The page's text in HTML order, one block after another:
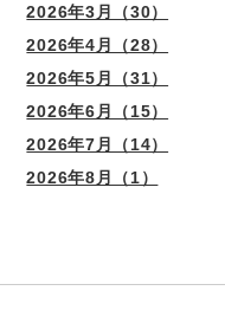
2026年3月（30）
2026年4月（28）
2026年5月（31）
2026年6月（15）
2026年7月（14）
2026年8月（1）